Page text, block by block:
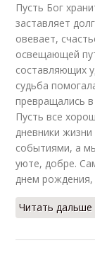
Пусть Бог
заставляет
овевает,
освещающей
составляющих
судьба
превращались
Пусть все
дневники
событиями, а
уюте, добре.
днем рождения,
Читать